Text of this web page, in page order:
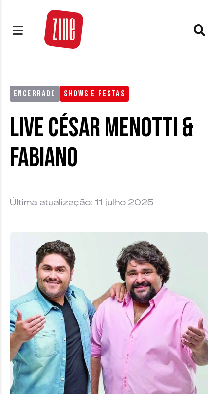
ENCERRADO SHOWS E FESTAS
Live César Menotti &
Fabiano
Última atualização: 11 julho 2025